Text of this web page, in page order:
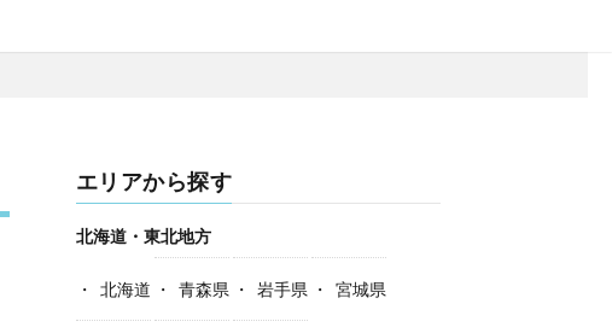
エリアから探す
北海道・東北地方
北海道 青森県 岩手県 宮城県